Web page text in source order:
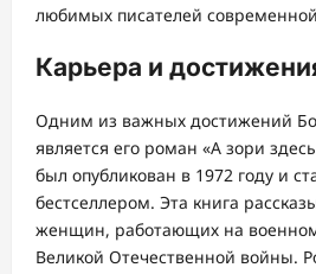
любимых писателей
Карьера и
Одним из важных достижений
является его роман «А зори
был опубликован в 1972 году и
бестселлером. Эта книга
женщин, работающих на
Великой Отечественной войны.